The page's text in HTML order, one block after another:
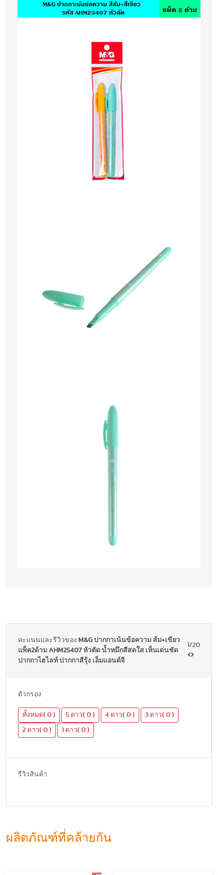
คะแนนและรีวิวของ M&G ปากกาเน้นข้อความ ส้ม+เขียว
แพ็ค2ด้าม AHM25407 หัวตัด น้ำหมึกสีสดใส เห็นเด่นชัด
ปากกาไฮไลท์ ปากกาสีรุ้ง เอ็มแอนด์จี
1/20
ตัวกรอง
ทั้งหมด( 0 ) 5 ดาว( 0 ) 4 ดาว( 0 ) 3 ดาว( 0 )
2 ดาว( 0 ) 1 ดาว( 0 )
รีวิวสินค้า
ผลิตภัณฑ์ที่คล้ายกัน